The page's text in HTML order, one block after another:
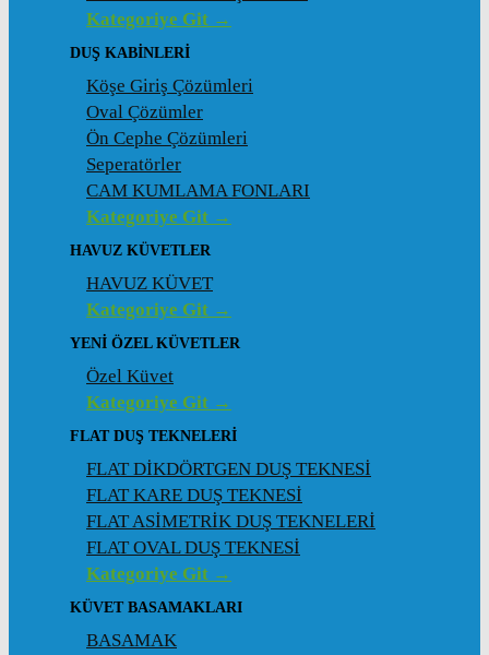
Kategoriye Git →
DUŞ KABINLERI
Köşe Giriş Çözümleri
Oval Çözümler
Ön Cephe Çözümleri
Seperatörler
CAM KUMLAMA FONLARI
Kategoriye Git →
HAVUZ KÜVETLER
HAVUZ KÜVET
Kategoriye Git →
YENI ÖZEL KÜVETLER
Özel Küvet
Kategoriye Git →
FLAT DUŞ TEKNELERI
FLAT DİKDÖRTGEN DUŞ TEKNESİ
FLAT KARE DUŞ TEKNESİ
FLAT ASİMETRİK DUŞ TEKNELERİ
FLAT OVAL DUŞ TEKNESİ
Kategoriye Git →
KÜVET BASAMAKLARI
BASAMAK